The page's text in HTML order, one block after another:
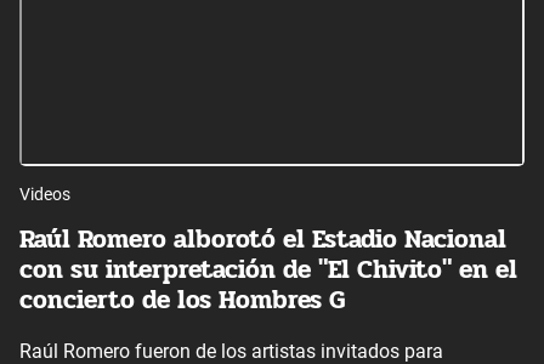
Videos
Raúl Romero alborotó el Estadio Nacional
con su interpretación de "El Chivito" en el
concierto de los Hombres G
Raúl Romero fueron de los artistas invitados para